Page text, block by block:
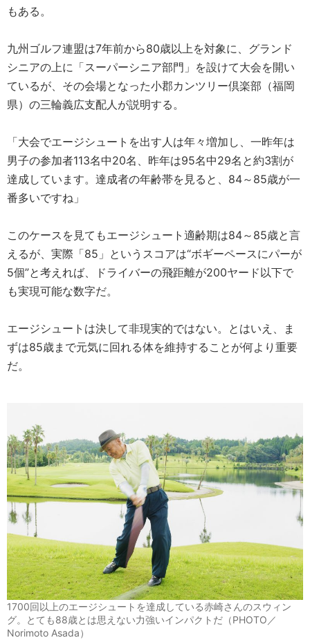
もある。
九州ゴルフ連盟は7年前から80歳以上を対象に、グランド
シニアの上に「スーパーシニア部門」を設けて大会を開い
ているが、その会場となった小郡カンツリー倶楽部（福岡
県）の三輪義広支配人が説明する。
「大会でエージシュートを出す人は年々増加し、一昨年は
男子の参加者113名中20名、昨年は95名中29名と約3割が
達成しています。達成者の年齢帯を見ると、84～85歳が一
番多いですね」
このケースを見てもエージシュート適齢期は84～85歳と言
えるが、実際「85」というスコアは“ボギーペースにパーが
5個”と考えれば、ドライバーの飛距離が200ヤード以下で
も実現可能な数字だ。
エージシュートは決して非現実的ではない。とはいえ、ま
ずは85歳まで元気に回れる体を維持することが何より重要
だ。
1700回以上のエージシュートを達成している赤崎さんのスウィン
グ。とても88歳とは思えない力強いインパクトだ（PHOTO／
Norimoto Asada）